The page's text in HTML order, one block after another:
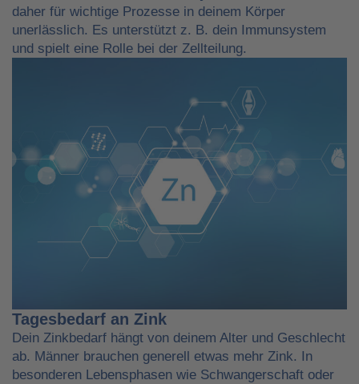
daher für wichtige Prozesse in deinem Körper
unerlässlich. Es unterstützt z. B. dein Immunsystem
und spielt eine Rolle bei der Zellteilung.
Tagesbedarf an Zink
Dein Zinkbedarf hängt von deinem Alter und Geschlecht
ab. Männer brauchen generell etwas mehr Zink. In
besonderen Lebensphasen wie Schwangerschaft oder